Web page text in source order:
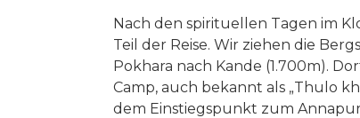
Nach den spirituellen Tagen im
Teil der Reise. Wir ziehen die
Pokhara nach Kande (1.700m).
Camp, auch bekannt als „Thulo
dem Einstiegspunkt zum